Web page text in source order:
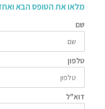
מלאו את הטופס הבא
שם
טלפון
דוא"ל